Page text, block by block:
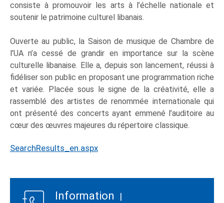
consiste à promouvoir les arts à l’échelle nationale et
soutenir le patrimoine culturel libanais.
Ouverte au public, la Saison de musique de Chambre de
l’UA n’a cessé de grandir en importance sur la scène
culturelle libanaise. Elle a, depuis son lancement, réussi à
fidéliser son public en proposant une programmation riche
et variée. Placée sous le signe de la créativité, elle a
rassemblé des artistes de renommée internationale qui
ont présenté des concerts ayant emmené l’auditoire au
cœur des œuvres majeures du répertoire classique.
SearchResults_en.aspx
Information |